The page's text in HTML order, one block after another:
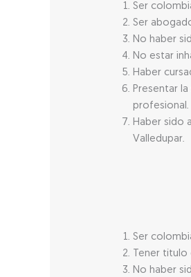
Ser
Ser
No haber
No estar
Haber
Presentar
profesional.
Haber sido
Valledupar.
Ser
Tener
No haber